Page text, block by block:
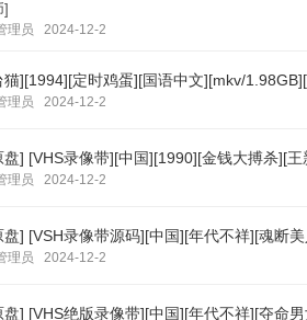
]
理员 2024-12-2
猫][1994][定时鸡蛋][国语中文][mkv/
理员 2024-12-2
盘] [VHS录像带][中国][1990][金钱大搏杀][
理员 2024-12-2
盘] [VSH录像带源码][中国][年代不祥][魂断
理员 2024-12-2
盘] [VHS绝版录像带][中国][年代不祥][夺命